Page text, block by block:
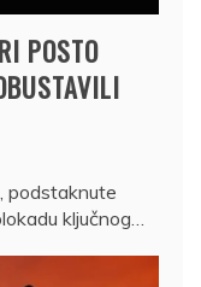
POSTO
podstaknute
ključnog…